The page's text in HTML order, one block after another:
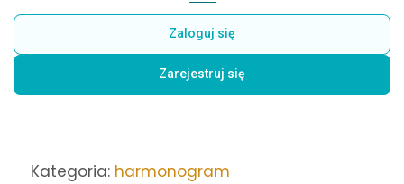
Zaloguj się
Zarejestruj się
Kategoria: harmonogram